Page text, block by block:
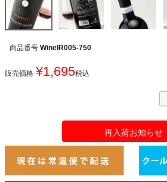
商品番号 WineIR005-750
販売価格 ¥1,695税込
再入荷お知らせ